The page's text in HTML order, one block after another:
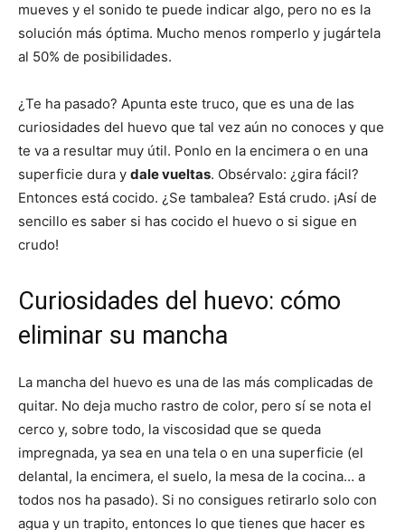
mueves y el sonido te puede indicar algo, pero no es la
solución más óptima. Mucho menos romperlo y jugártela
al 50% de posibilidades.
¿Te ha pasado? Apunta este truco, que es una de las
curiosidades del huevo que tal vez aún no conoces y que
te va a resultar muy útil. Ponlo en la encimera o en una
superficie dura y dale vueltas. Obsérvalo: ¿gira fácil?
Entonces está cocido. ¿Se tambalea? Está crudo. ¡Así de
sencillo es saber si has cocido el huevo o si sigue en
crudo!
Curiosidades del huevo: cómo
eliminar su mancha
La mancha del huevo es una de las más complicadas de
quitar. No deja mucho rastro de color, pero sí se nota el
cerco y, sobre todo, la viscosidad que se queda
impregnada, ya sea en una tela o en una superficie (el
delantal, la encimera, el suelo, la mesa de la cocina… a
todos nos ha pasado). Si no consigues retirarlo solo con
agua y un trapito, entonces lo que tienes que hacer es